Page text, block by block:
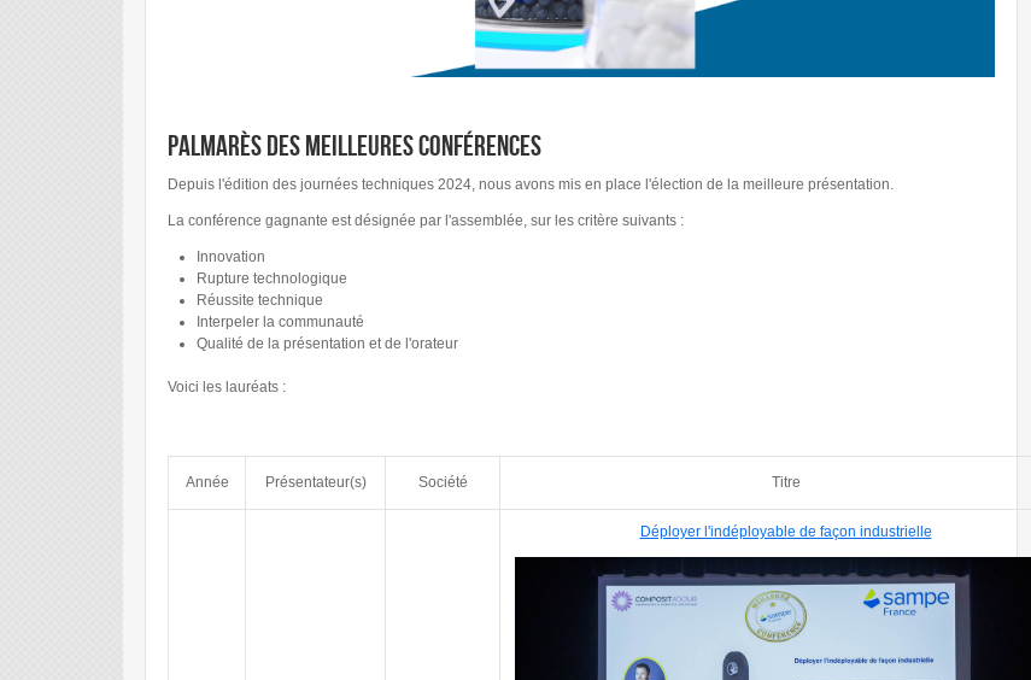
Palmarès des Meilleures Conférences
Depuis l'édition des journées techniques 2024, nous avons mis en place l'élection de la meilleure présentation.
La conférence gagnante est désignée par l'assemblée, sur les critère suivants :
Innovation
Rupture technologique
Réussite technique
Interpeler la communauté
Qualité de la présentation et de l'orateur
Voici les lauréats :
Année Présentateur(s) Société Titre
Déployer l'indéployable de façon industrielle
_AJ_2955.jpg